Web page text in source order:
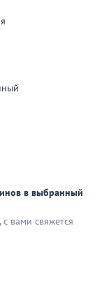
в выбранный
вами свяжется